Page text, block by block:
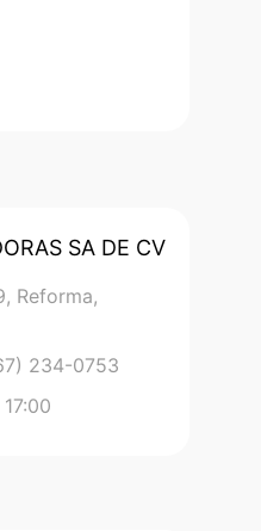
SA DE CV
Reforma,
234-0753